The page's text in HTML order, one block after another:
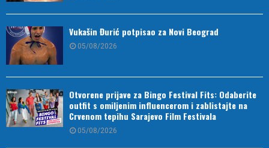
Vukašin Đurić potpisao za Novi Beograd
05/08/2026
Otvorene prijave za Bingo Festival Fits: Odaberite
outfit s omiljenim influencerom i zablistajte na
Crvenom tepihu Sarajevo Film Festivala
05/08/2026